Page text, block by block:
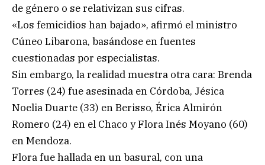
de género o se relativizan sus cifras.
«Los femicidios han bajado», afirmó el ministro
Cúneo Libarona, basándose en fuentes
cuestionadas por especialistas.
Sin embargo, la realidad muestra otra cara: Brenda
Torres (24) fue asesinada en Córdoba, Jésica
Noelia Duarte (33) en Berisso, Érica Almirón
Romero (24) en el Chaco y Flora Inés Moyano (60)
en Mendoza.
Flora fue hallada en un basural, con una